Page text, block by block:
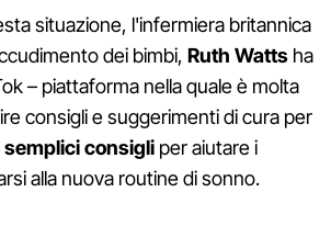
situazione, l'infermiera britannica
dei bimbi, Ruth Watts ha
– piattaforma nella quale è molta
consigli e suggerimenti di cura per
semplici consigli per aiutare i
alla nuova routine di sonno.